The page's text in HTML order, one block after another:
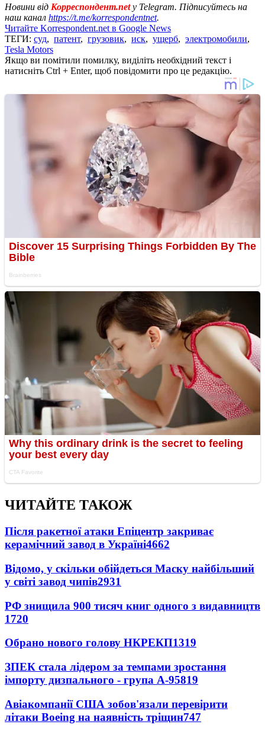
Новини від Корреспондент.netу Telegram. Підписуйтесь на
наш канал https://t.me/korrespondentnet.
Читайте Korrespondent.net в Google News
ТЕГИ: суд, патент, грузовик, иск, ущерб, электромобили,
Tesla Motors
Якщо ви помітили помилку, виділіть необхідний текст і
натисніть Ctrl + Enter, щоб повідомити про це редакцію.
ЧИТАЙТЕ ТАКОЖ
Після ракетної атаки Епіцентр закриває
керамічний завод в Україні4662
Відомо, у скільки обійдеться Маску найбільший
у світі завод чипів2931
РФ знищила 900 тисяч книг одного з видавництв
1720
Обрано нового голову НКРЕКП1319
ЗПЕК стала лідером за темпами зростання
імпорту дизпального - група А-95819
Авіакомпанії США зобов'язали перевірити
літаки Boeing на наявність тріщин747